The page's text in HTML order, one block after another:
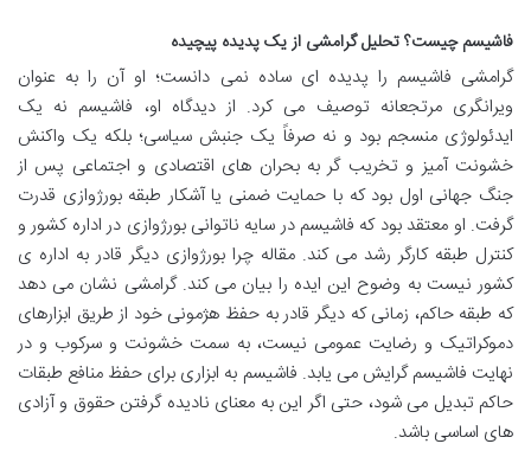
فاشیسم چیست؟ تحلیل گرامشی از یک پدیده پیچیده
گرامشی فاشیسم را پدیده ای ساده نمی دانست؛ او آن را به عنوان
ویرانگری مرتجعانه توصیف می کرد. از دیدگاه او، فاشیسم نه یک
ایدئولوژی منسجم بود و نه صرفاً یک جنبش سیاسی؛ بلکه یک واکنش
خشونت آمیز و تخریب گر به بحران های اقتصادی و اجتماعی پس از
جنگ جهانی اول بود که با حمایت ضمنی یا آشکار طبقه بورژوازی قدرت
گرفت. او معتقد بود که فاشیسم در سایه ناتوانی بورژوازی در اداره کشور و
کنترل طبقه کارگر رشد می کند. مقاله چرا بورژوازی دیگر قادر به اداره ی
کشور نیست به وضوح این ایده را بیان می کند. گرامشی نشان می دهد
که طبقه حاکم، زمانی که دیگر قادر به حفظ هژمونی خود از طریق ابزارهای
دموکراتیک و رضایت عمومی نیست، به سمت خشونت و سرکوب و در
نهایت فاشیسم گرایش می یابد. فاشیسم به ابزاری برای حفظ منافع طبقات
حاکم تبدیل می شود، حتی اگر این به معنای نادیده گرفتن حقوق و آزادی
های اساسی باشد.